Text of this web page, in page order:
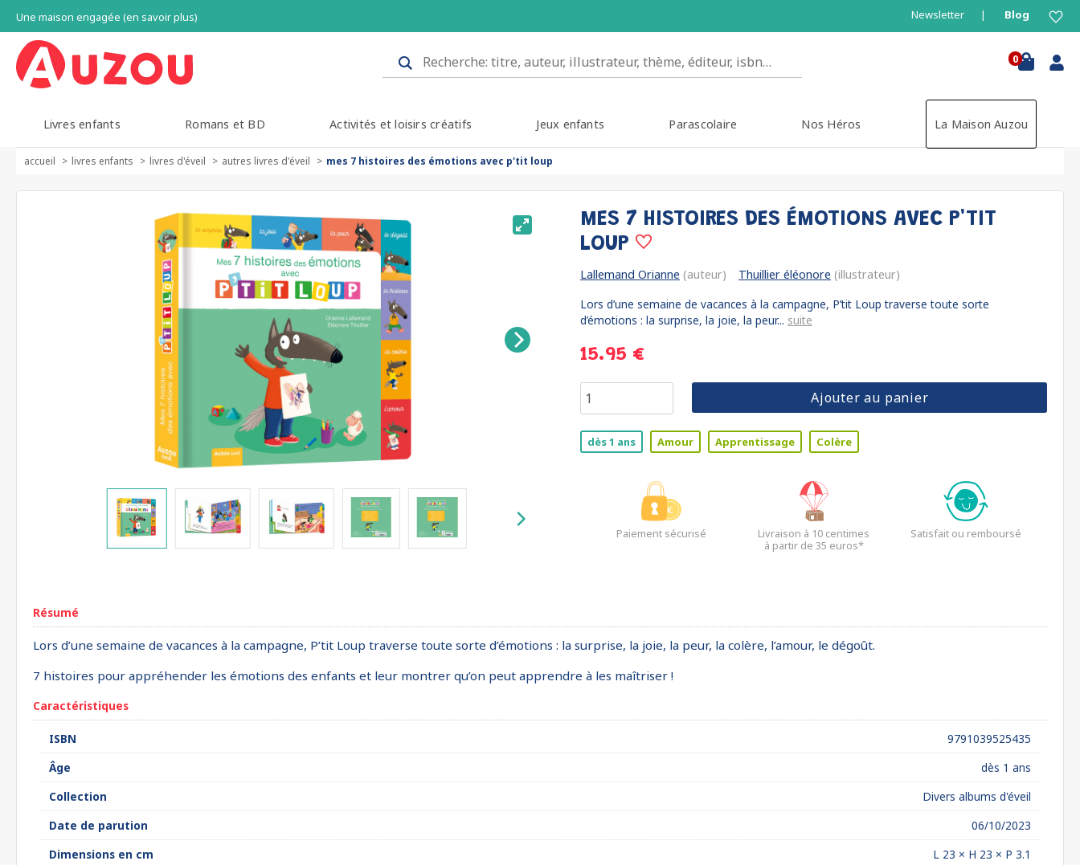
Une maison engagée (en savoir plus) Newsletter Blog
0
Livres enfants Romans et BD Activités et loisirs créatifs Jeux enfants Parascolaire Nos Héros La Maison Auzou
accueil livres enfants livres d'éveil autres livres d'éveil mes 7 histoires des émotions avec p'tit loup
MES 7 HISTOIRES DES ÉMOTIONS AVEC P'TIT
LOUP
Lallemand Orianne (auteur) Thuillier éléonore (illustrateur)
Lors d’une semaine de vacances à la campagne, P’tit Loup traverse toute sorte
d’émotions : la surprise, la joie, la peur... suite
15.95 €
Ajouter au panier
dès 1 ans Amour Apprentissage Colère
Paiement sécurisé
Livraison à 10 centimes
à partir de 35 euros*
Satisfait ou remboursé
Résumé
Lors d’une semaine de vacances à la campagne, P’tit Loup traverse toute sorte d’émotions : la surprise, la joie, la peur, la colère, l’amour, le dégoût.
7 histoires pour appréhender les émotions des enfants et leur montrer qu’on peut apprendre à les maîtriser !
Caractéristiques
ISBN
9791039525435
Âge
dès 1 ans
Collection
Divers albums d'éveil
Date de parution
06/10/2023
Dimensions en cm
L 23 × H 23 × P 3.1